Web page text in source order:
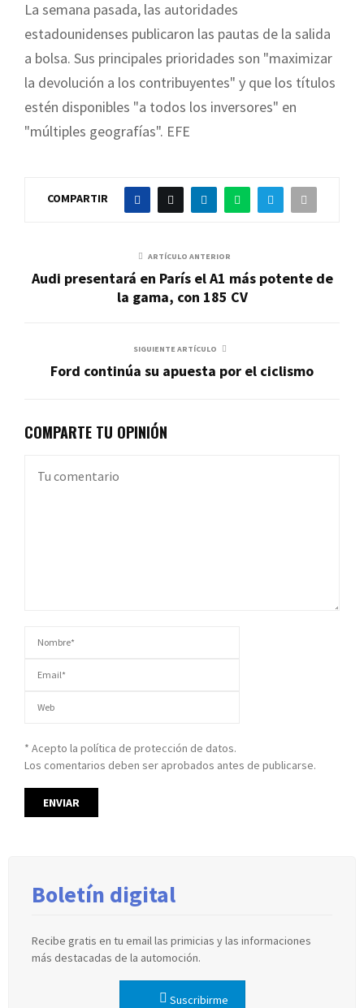
La semana pasada, las autoridades
estadounidenses publicaron las pautas de la salida
a bolsa. Sus principales prioridades son "maximizar
la devolución a los contribuyentes" y que los títulos
estén disponibles "a todos los inversores" en
"múltiples geografías". EFE
COMPARTIR
ARTÍCULO ANTERIOR
Audi presentará en París el A1 más potente de
la gama, con 185 CV
SIGUIENTE ARTÍCULO
Ford continúa su apuesta por el ciclismo
COMPARTE TU OPINIÓN
* Acepto la política de protección de datos.
Los comentarios deben ser aprobados antes de publicarse.
Boletín digital
Recibe gratis en tu email las primicias y las informaciones
más destacadas de la automoción.
Suscribirme